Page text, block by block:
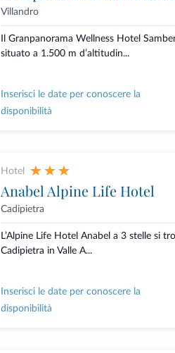
Villandro
Il Granpanorama Wellness Hotel
situato a 1.500 m d’altitudin...
Inserisci le date per conoscere la
disponibilità
Hotel
Anabel Alpine Life Hotel
Cadipietra
L’Alpine Life Hotel Anabel a 3 stelle si
Cadipietra in Valle A...
Inserisci le date per conoscere la
disponibilità